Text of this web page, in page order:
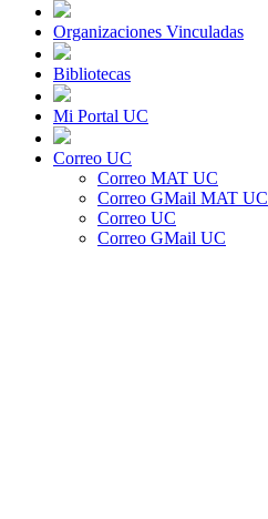
Organizaciones Vinculadas
Bibliotecas
Mi Portal UC
Correo UC
Correo MAT UC
Correo GMail MAT UC
Correo UC
Correo GMail UC